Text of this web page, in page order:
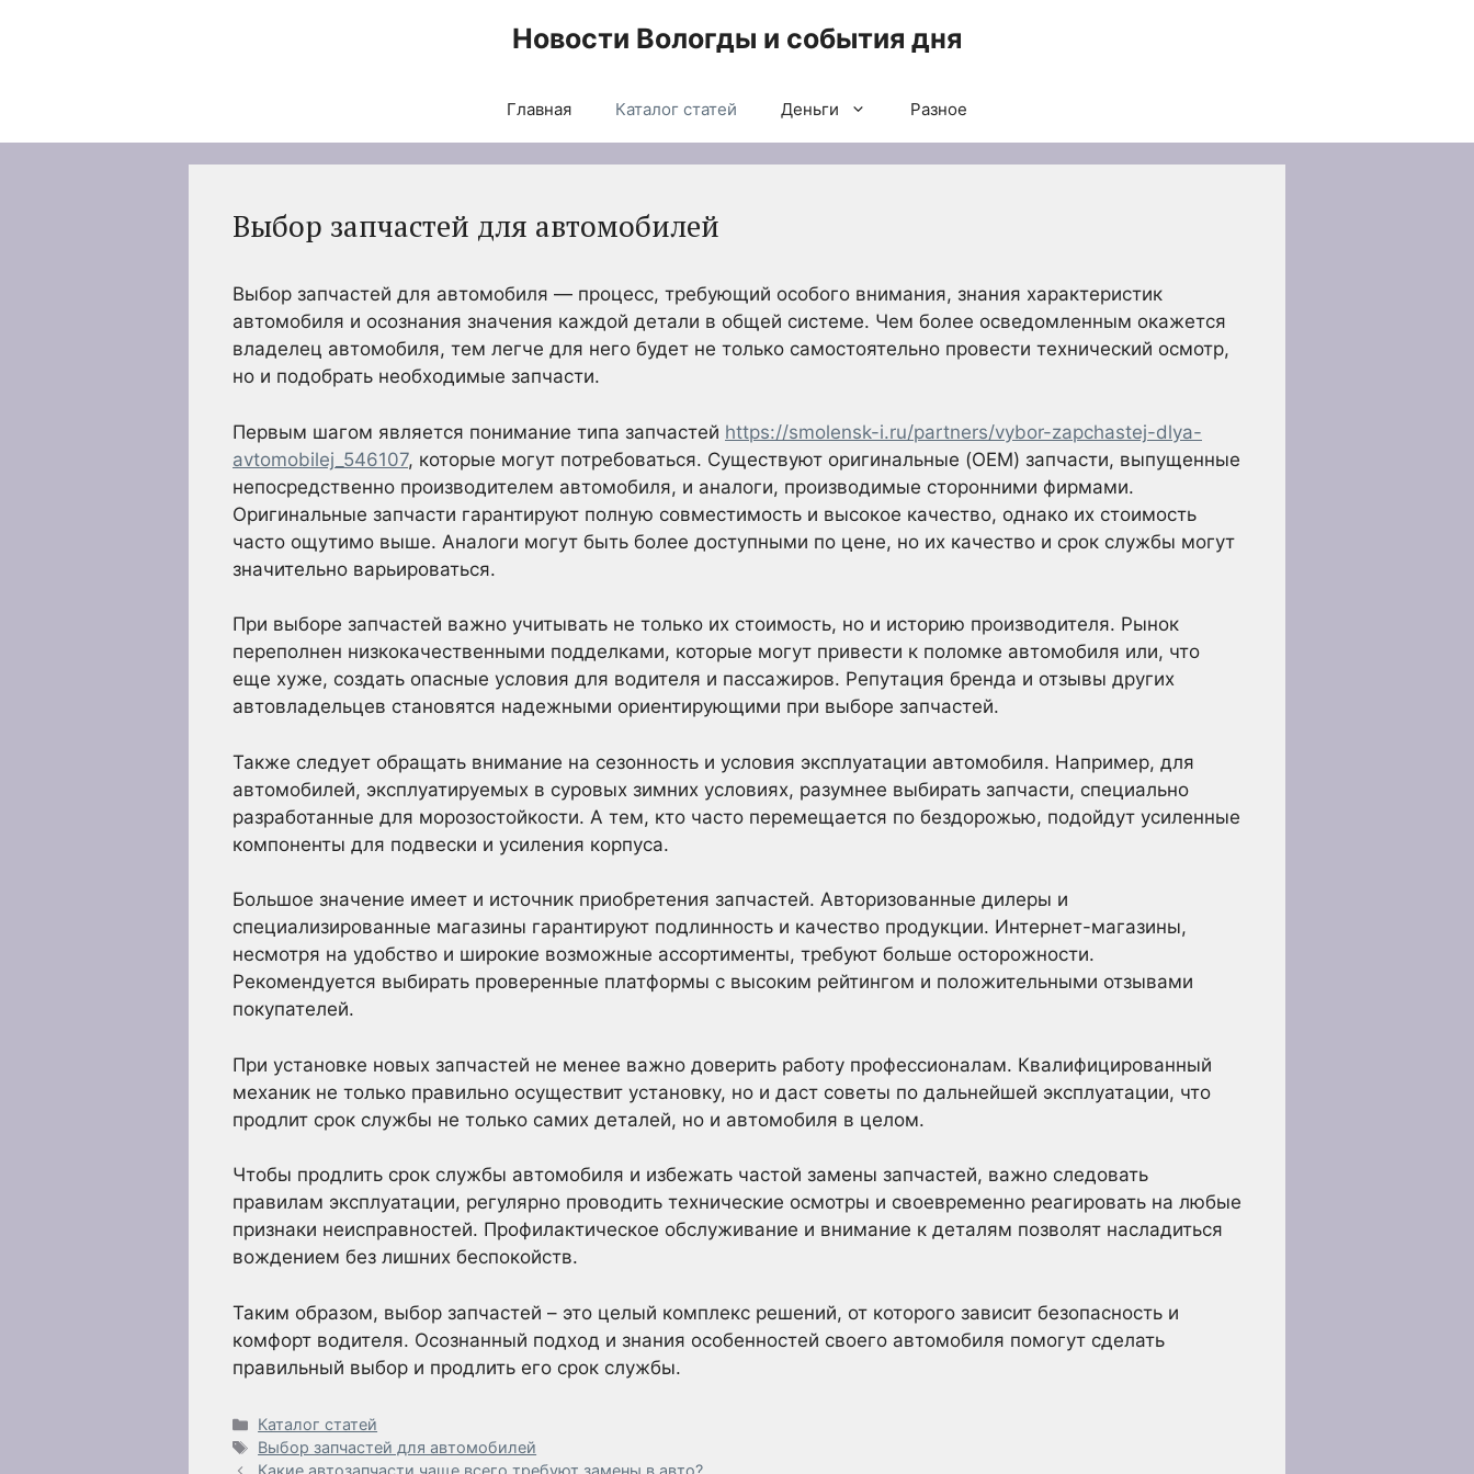
Новости Вологды и события дня
Главная Каталог статей Деньги Разное
Выбор запчастей для автомобилей
Выбор запчастей для автомобиля — процесс, требующий особого внимания, знания характеристик
автомобиля и осознания значения каждой детали в общей системе. Чем более осведомленным окажется
владелец автомобиля, тем легче для него будет не только самостоятельно провести технический осмотр,
но и подобрать необходимые запчасти.
Первым шагом является понимание типа запчастей https://smolensk-i.ru/partners/vybor-zapchastej-dlya-
avtomobilej_546107, которые могут потребоваться. Существуют оригинальные (OEM) запчасти, выпущенные
непосредственно производителем автомобиля, и аналоги, производимые сторонними фирмами.
Оригинальные запчасти гарантируют полную совместимость и высокое качество, однако их стоимость
часто ощутимо выше. Аналоги могут быть более доступными по цене, но их качество и срок службы могут
значительно варьироваться.
При выборе запчастей важно учитывать не только их стоимость, но и историю производителя. Рынок
переполнен низкокачественными подделками, которые могут привести к поломке автомобиля или, что
еще хуже, создать опасные условия для водителя и пассажиров. Репутация бренда и отзывы других
автовладельцев становятся надежными ориентирующими при выборе запчастей.
Также следует обращать внимание на сезонность и условия эксплуатации автомобиля. Например, для
автомобилей, эксплуатируемых в суровых зимних условиях, разумнее выбирать запчасти, специально
разработанные для морозостойкости. А тем, кто часто перемещается по бездорожью, подойдут усиленные
компоненты для подвески и усиления корпуса.
Большое значение имеет и источник приобретения запчастей. Авторизованные дилеры и
специализированные магазины гарантируют подлинность и качество продукции. Интернет-магазины,
несмотря на удобство и широкие возможные ассортименты, требуют больше осторожности.
Рекомендуется выбирать проверенные платформы с высоким рейтингом и положительными отзывами
покупателей.
При установке новых запчастей не менее важно доверить работу профессионалам. Квалифицированный
механик не только правильно осуществит установку, но и даст советы по дальнейшей эксплуатации, что
продлит срок службы не только самих деталей, но и автомобиля в целом.
Чтобы продлить срок службы автомобиля и избежать частой замены запчастей, важно следовать
правилам эксплуатации, регулярно проводить технические осмотры и своевременно реагировать на любые
признаки неисправностей. Профилактическое обслуживание и внимание к деталям позволят насладиться
вождением без лишних беспокойств.
Таким образом, выбор запчастей – это целый комплекс решений, от которого зависит безопасность и
комфорт водителя. Осознанный подход и знания особенностей своего автомобиля помогут сделать
правильный выбор и продлить его срок службы.
Рубрики
Каталог статей
Метки
Выбор запчастей для автомобилей